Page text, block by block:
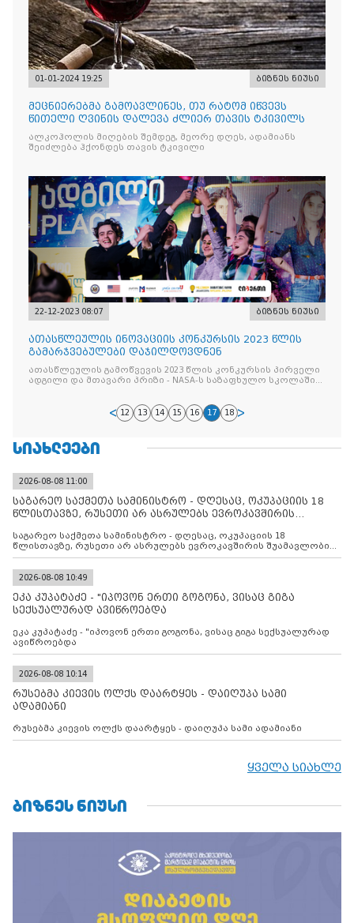
01-01-2024 19:25 ბიზნეს ნიუსი
მეცნიერებმა გამოავლინეს, თუ რატომ იწვევს
წითელი ღვინის დალევა ძლიერ თავის ტკივილს
ალკოჰოლის მიღების შემდეგ, მეორე დღეს, ადამიანს
შეიძლება ჰქონდეს თავის ტკივილი
22-12-2023 08:07 ბიზნეს ნიუსი
ათასწლეულის ინოვაციის კონკურსის 2023 წლის
გამარჯვებულები დაჯილდოვდნენ
ათასწლეულის გამოწვევის 2023 წლის კონკურსის პირველი
ადგილი და მთავარი პრიზი - NASA-ს საზაფხულო სკოლაში
12 13 14 15 16 17 18
ᲡᲘᲐᲮᲚᲔᲔᲑᲘ
2026-08-08 11:00
საგარეო საქმეთა სამინისტრო - დღესაც, ოკუპაციის 18
წლისთავზე, რუსეთი არ ასრულებს ევროკავშირის
საგარეო საქმეთა სამინისტრო - დღესაც, ოკუპაციის 18
წლისთავზე, რუსეთი არ ასრულებს ევროკავშირის შუამავლობით
დადებულ 2008 წლის 12 აგვისტოს ცეცხლის შეწყვეტის
კონტროლს ოკუპირებულ რეგიონებში, აგრძელებს მათი
მილიტარიზაციის პროცესს და აქტიურად დგამს ნაბიჯებს მათი
ფაქტობრივი ანექსიისკენ
2026-08-08 10:49
ეკა კუპატაძე - "იპოვონ ერთი გოგონა, ვისაც გიგა
სექსუალურად ავიწროებდა
ეკა კუპატაძე - "იპოვონ ერთი გოგონა, ვისაც გიგა სექსუალურად
ავიწროებდა
2026-08-08 10:14
რუსებმა კიევის ოლქს დაარტყეს - დაიღუპა სამი
ადამიანი
რუსებმა კიევის ოლქს დაარტყეს - დაიღუპა სამი ადამიანი
ყველა სიახლე
ᲑᲘᲖᲜᲔᲡ ᲜᲘᲣᲡᲘ